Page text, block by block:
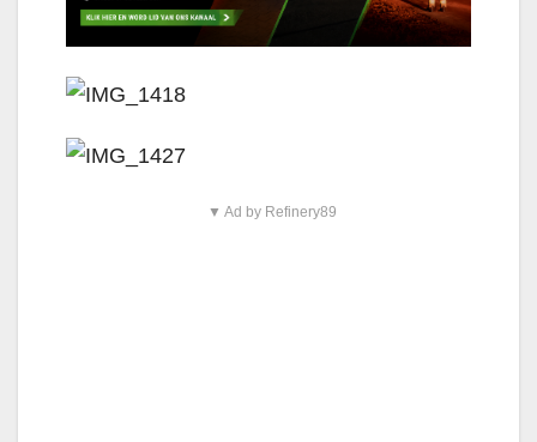
▼ Ad by Refinery89